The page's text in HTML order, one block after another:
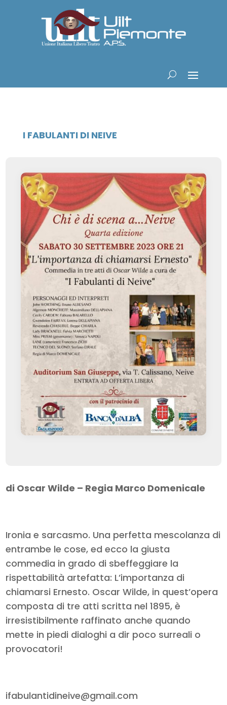
I FABULANTI DI NEIVE
di Oscar Wilde – Regia Marco Domenicale
Ironia e sarcasmo. Una perfetta mescolanza di
entrambe le cose, ed ecco la giusta
commedia in grado di sbeffeggiare la
rispettabilità artefatta: L’importanza di
chiamarsi Ernesto. Oscar Wilde, in quest’opera
composta di tre atti scritta nel 1895, è
irresistibilmente raffinato anche quando
mette in piedi dialoghi a dir poco surreali o
provocatori!
ifabulantidineive@gmail.com